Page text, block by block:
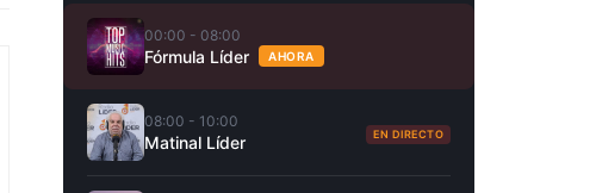
00:00 - 08:00
Fórmula Líder AHORA
08:00 - 10:00
Matinal Líder EN DIRECTO